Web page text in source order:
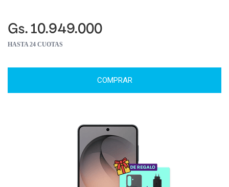
Gs. 10.949.000
HASTA 24 CUOTAS
COMPRAR